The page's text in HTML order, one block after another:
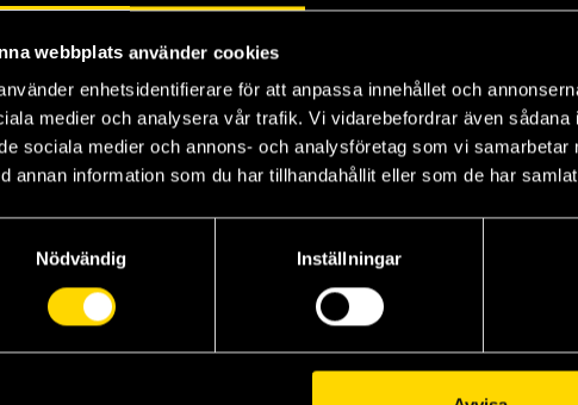
webbplats använder cookies
enhetsidentifierare för att anpassa innehållet och
medier och analysera vår trafik. Vi vidarebefordrar även
sociala medier och annons- och analysföretag som vi
annan information som du har tillhandahållit eller som de har
Nödvändig
Inställningar
Evan Dorkin
319 kr